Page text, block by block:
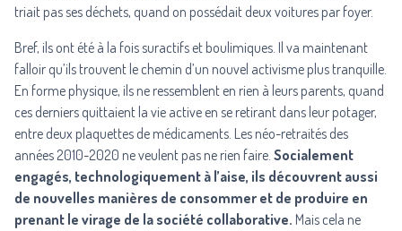
triait pas ses déchets, quand on possédait deux voitures par foyer.
Bref, ils ont été à la fois suractifs et boulimiques. Il va maintenant
falloir qu’ils trouvent le chemin d’un nouvel activisme plus tranquille.
En forme physique, ils ne ressemblent en rien à leurs parents, quand
ces derniers quittaient la vie active en se retirant dans leur potager,
entre deux plaquettes de médicaments. Les néo-retraités des
années 2010-2020 ne veulent pas ne rien faire. Socialement
engagés, technologiquement à l’aise, ils découvrent aussi
de nouvelles manières de consommer et de produire en
prenant le virage de la société collaborative. Mais cela ne